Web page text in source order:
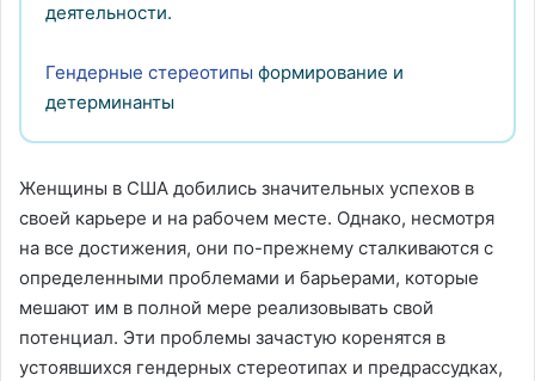
деятельности.
Гендерные стереотипы формирование и
детерминанты
Женщины в США добились значительных успехов в
своей карьере и на рабочем месте. Однако, несмотря
на все достижения, они по-прежнему сталкиваются с
определенными проблемами и барьерами, которые
мешают им в полной мере реализовывать свой
потенциал. Эти проблемы зачастую коренятся в
устоявшихся гендерных стереотипах и предрассудках,